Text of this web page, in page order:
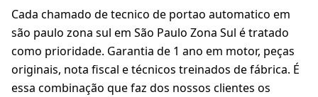
Cada chamado de tecnico de portao automatico em
são paulo zona sul em São Paulo Zona Sul é tratado
como prioridade. Garantia de 1 ano em motor, peças
originais, nota fiscal e técnicos treinados de fábrica. É
essa combinação que faz dos nossos clientes os